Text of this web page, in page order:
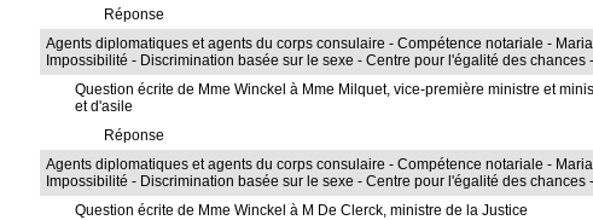
Réponse
Agents diplomatiques et agents du corps consulaire - Compétence notariale -
Impossibilité - Discrimination basée sur le sexe - Centre pour l'égalité des chances
Question écrite de Mme Winckel à Mme Milquet, vice-première ministre et
et d'asile
Réponse
Agents diplomatiques et agents du corps consulaire - Compétence notariale -
Impossibilité - Discrimination basée sur le sexe - Centre pour l'égalité des chances
Question écrite de Mme Winckel à M De Clerck, ministre de la Justice